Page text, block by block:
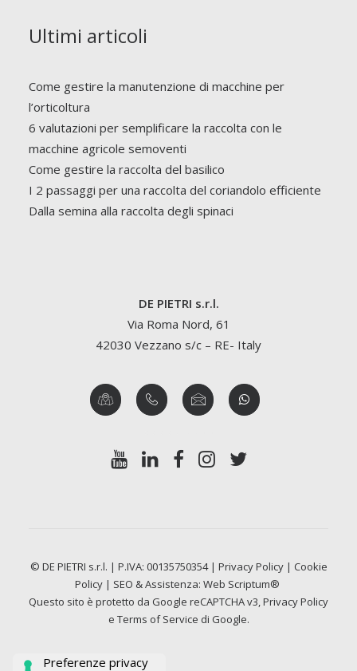
Ultimi articoli
Come gestire la manutenzione di macchine per
l’orticoltura
6 valutazioni per semplificare la raccolta con le
macchine agricole semoventi
Come gestire la raccolta del basilico
I 2 passaggi per una raccolta del coriandolo efficiente
Dalla semina alla raccolta degli spinaci
DE PIETRI s.r.l.
Via Roma Nord, 61
42030 Vezzano s/c – RE- Italy
© DE PIETRI s.r.l. | P.IVA: 00135750354 | Privacy Policy| Cookie
Policy | SEO & Assistenza: Web Scriptum®
Questo sito è protetto da Google reCAPTCHA v3,Privacy Policy
e Terms of Service di Google.